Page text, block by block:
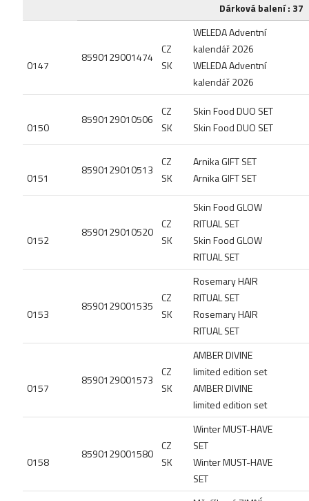
Dárková balení : 37
0147
8590129001474
CZ
SK
WELEDA Adventní
kalendář 2026
WELEDA Adventní
kalendář 2026
0150
8590129010506
CZ
SK
Skin Food DUO SET
Skin Food DUO SET
0151
8590129010513
CZ
SK
Arnika GIFT SET
Arnika GIFT SET
0152
8590129010520
CZ
SK
Skin Food GLOW
RITUAL SET
Skin Food GLOW
RITUAL SET
0153
8590129001535
CZ
SK
Rosemary HAIR
RITUAL SET
Rosemary HAIR
RITUAL SET
0157
8590129001573
CZ
SK
AMBER DIVINE
limited edition set
AMBER DIVINE
limited edition set
0158
8590129001580
CZ
SK
Winter MUST-HAVE
SET
Winter MUST-HAVE
SET